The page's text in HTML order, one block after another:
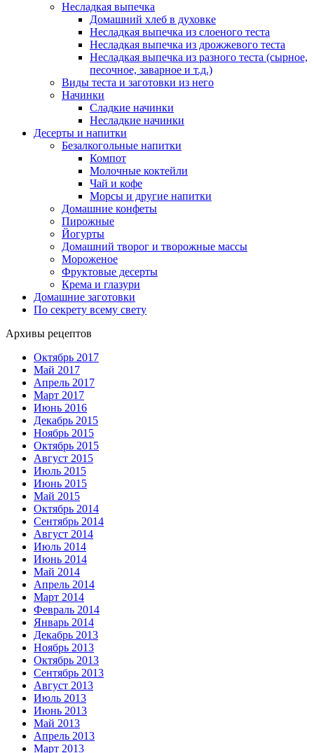
Несладкая выпечка
Домашний хлеб в духовке
Несладкая выпечка из слоеного теста
Несладкая выпечка из дрожжевого теста
Несладкая выпечка из разного теста (сырное,
песочное, заварное и т.д.)
Виды теста и заготовки из него
Начинки
Сладкие начинки
Несладкие начинки
Десерты и напитки
Безалкогольные напитки
Компот
Молочные коктейли
Чай и кофе
Морсы и другие напитки
Домашние конфеты
Пирожные
Йогурты
Домашний творог и творожные массы
Мороженое
Фруктовые десерты
Крема и глазури
Домашние заготовки
По секрету всему свету
Архивы рецептов
Октябрь 2017
Май 2017
Апрель 2017
Март 2017
Июнь 2016
Декабрь 2015
Ноябрь 2015
Октябрь 2015
Август 2015
Июль 2015
Июнь 2015
Май 2015
Октябрь 2014
Сентябрь 2014
Август 2014
Июль 2014
Июнь 2014
Май 2014
Апрель 2014
Март 2014
Февраль 2014
Январь 2014
Декабрь 2013
Ноябрь 2013
Октябрь 2013
Сентябрь 2013
Август 2013
Июль 2013
Июнь 2013
Май 2013
Апрель 2013
Март 2013